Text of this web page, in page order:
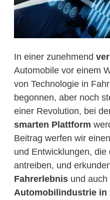
In einer zunehmend
Automobile vor einem
von Technologie in
begonnen, aber noch
einer Revolution, bei
smarten Plattform
Beitrag werfen wir
und Entwicklungen, die
antreiben, und
Fahrerlebnis und
Automobilindustrie in